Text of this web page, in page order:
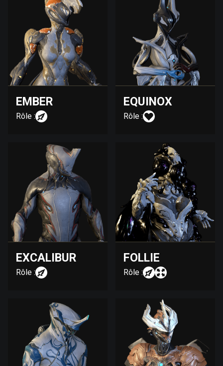
EMBER
Rôle :
EQUINOX
Rôle :
EXCALIBUR
Rôle :
FOLLIE
Rôle :